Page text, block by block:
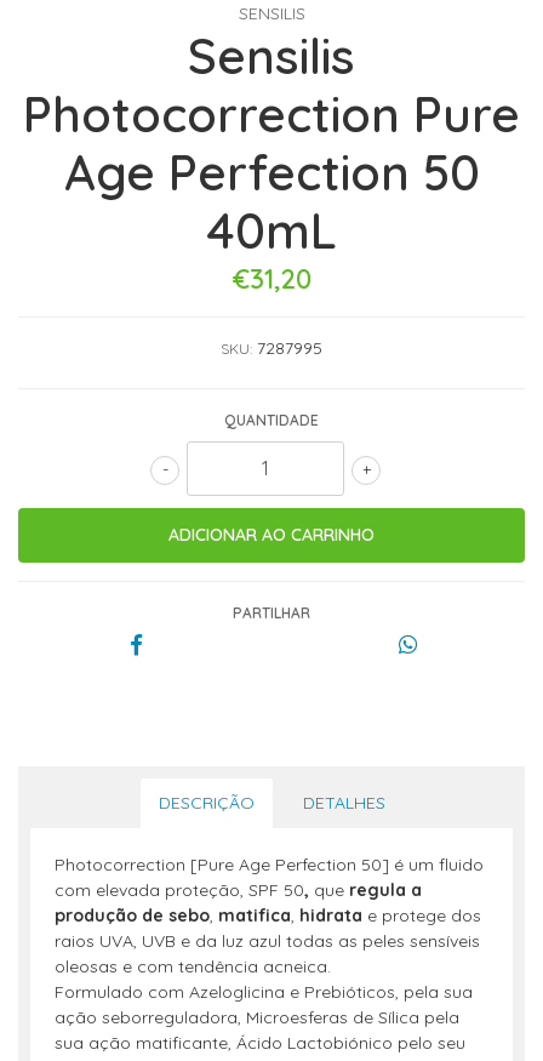
SENSILIS
Sensilis
Photocorrection Pure
Age Perfection 50
40mL
€31,20
SKU: 7287995
QUANTIDADE
+
-
PARTILHAR
DESCRIÇÃO DETALHES
Photocorrection [Pure Age Perfection 50] é um fluido
com elevada proteção, SPF 50, que regula a
produção de sebo matifica hidrata e protege dos
raios UVA, UVB e da luz azul todas as peles sensíveis
oleosas e com tendência acneica.
Formulado com Azeloglicina e Prebióticos, pela sua
ação seborreguladora, Microesferas de Sílica pela
sua ação matificante, Ácido Lactobiónico pelo seu